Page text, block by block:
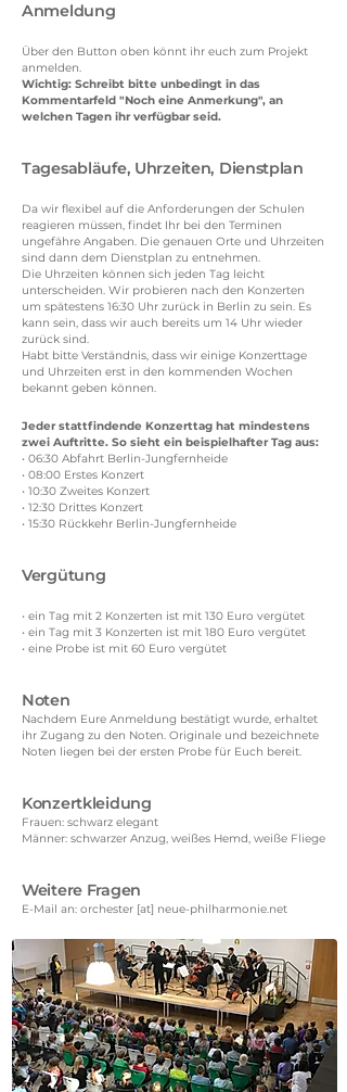
Anmeldung
Über den Button oben könnt ihr euch zum Projekt
anmelden.
Wichtig: Schreibt bitte unbedingt in das
Kommentarfeld "Noch eine Anmerkung", an
welchen Tagen ihr verfügbar seid.
Tagesabläufe, Uhrzeiten, Dienstplan
Da wir flexibel auf die Anforderungen der Schulen
reagieren müssen, findet Ihr bei den Terminen
ungefähre Angaben. Die genauen Orte und Uhrzeiten
sind dann dem Dienstplan zu entnehmen.
Die Uhrzeiten können sich jeden Tag leicht
unterscheiden. Wir probieren nach den Konzerten
um spätestens 16:30 Uhr zurück in Berlin zu sein. Es
kann sein, dass wir auch bereits um 14 Uhr wieder
zurück sind.
Habt bitte Verständnis, dass wir einige Konzerttage
und Uhrzeiten erst in den kommenden Wochen
bekannt geben können.
Jeder stattfindende Konzerttag hat mindestens
zwei Auftritte. So sieht ein beispielhafter Tag aus:
• 06:30 Abfahrt Berlin-Jungfernheide
• 08:00 Erstes Konzert
• 10:30 Zweites Konzert
• 12:30 Drittes Konzert
• 15:30 Rückkehr Berlin-Jungfernheide
Vergütung
• ein Tag mit 2 Konzerten ist mit 130 Euro vergütet
• ein Tag mit 3 Konzerten ist mit 180 Euro vergütet
• eine Probe ist mit 60 Euro vergütet
Noten
Nachdem Eure Anmeldung bestätigt wurde, erhaltet
ihr Zugang zu den Noten. Originale und bezeichnete
Noten liegen bei der ersten Probe für Euch bereit.
Konzertkleidung
Frauen: schwarz elegant
Männer: schwarzer Anzug, weißes Hemd, weiße Fliege
Weitere Fragen
E-Mail an: orchester [at] neue-philharmonie.net